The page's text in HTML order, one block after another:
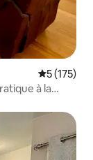
Évaluation
5 (175)
à la